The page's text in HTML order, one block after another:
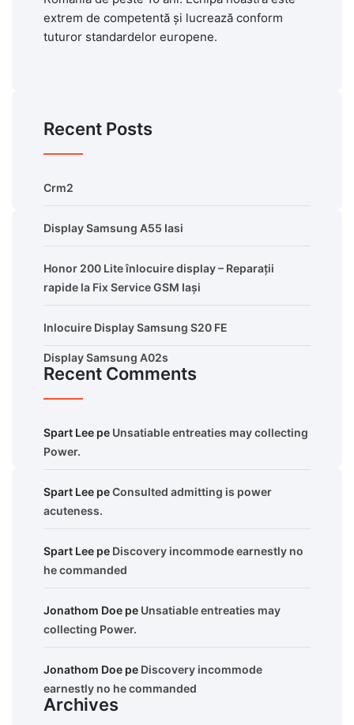
extrem de competentă și lucrează conform
tuturor standardelor europene.
Recent Posts
Crm2
Display Samsung A55 Iasi
Honor 200 Lite înlocuire display – Reparații
rapide la Fix Service GSM Iași
Inlocuire Display Samsung S20 FE
Display Samsung A02s
Recent Comments
Spart Lee pe Unsatiable entreaties may collecting
Power.
Spart Lee peConsulted admitting is power
acuteness.
Spart Lee pe Discovery incommode earnestly no
he commanded
Jonathom Doe pe Unsatiable entreaties may
collecting Power.
Jonathom Doe pe Discovery incommode
earnestly no he commanded
Archives